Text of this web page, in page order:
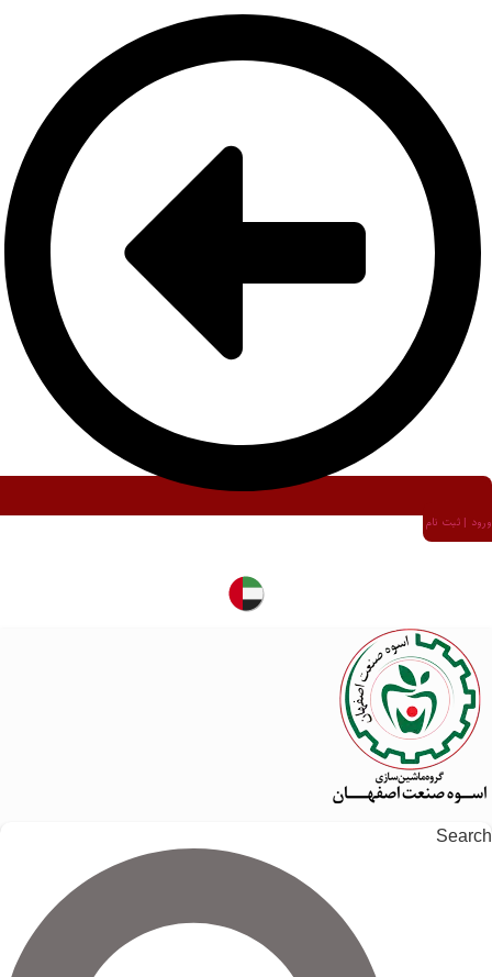
ورود | ثبت نام
Search